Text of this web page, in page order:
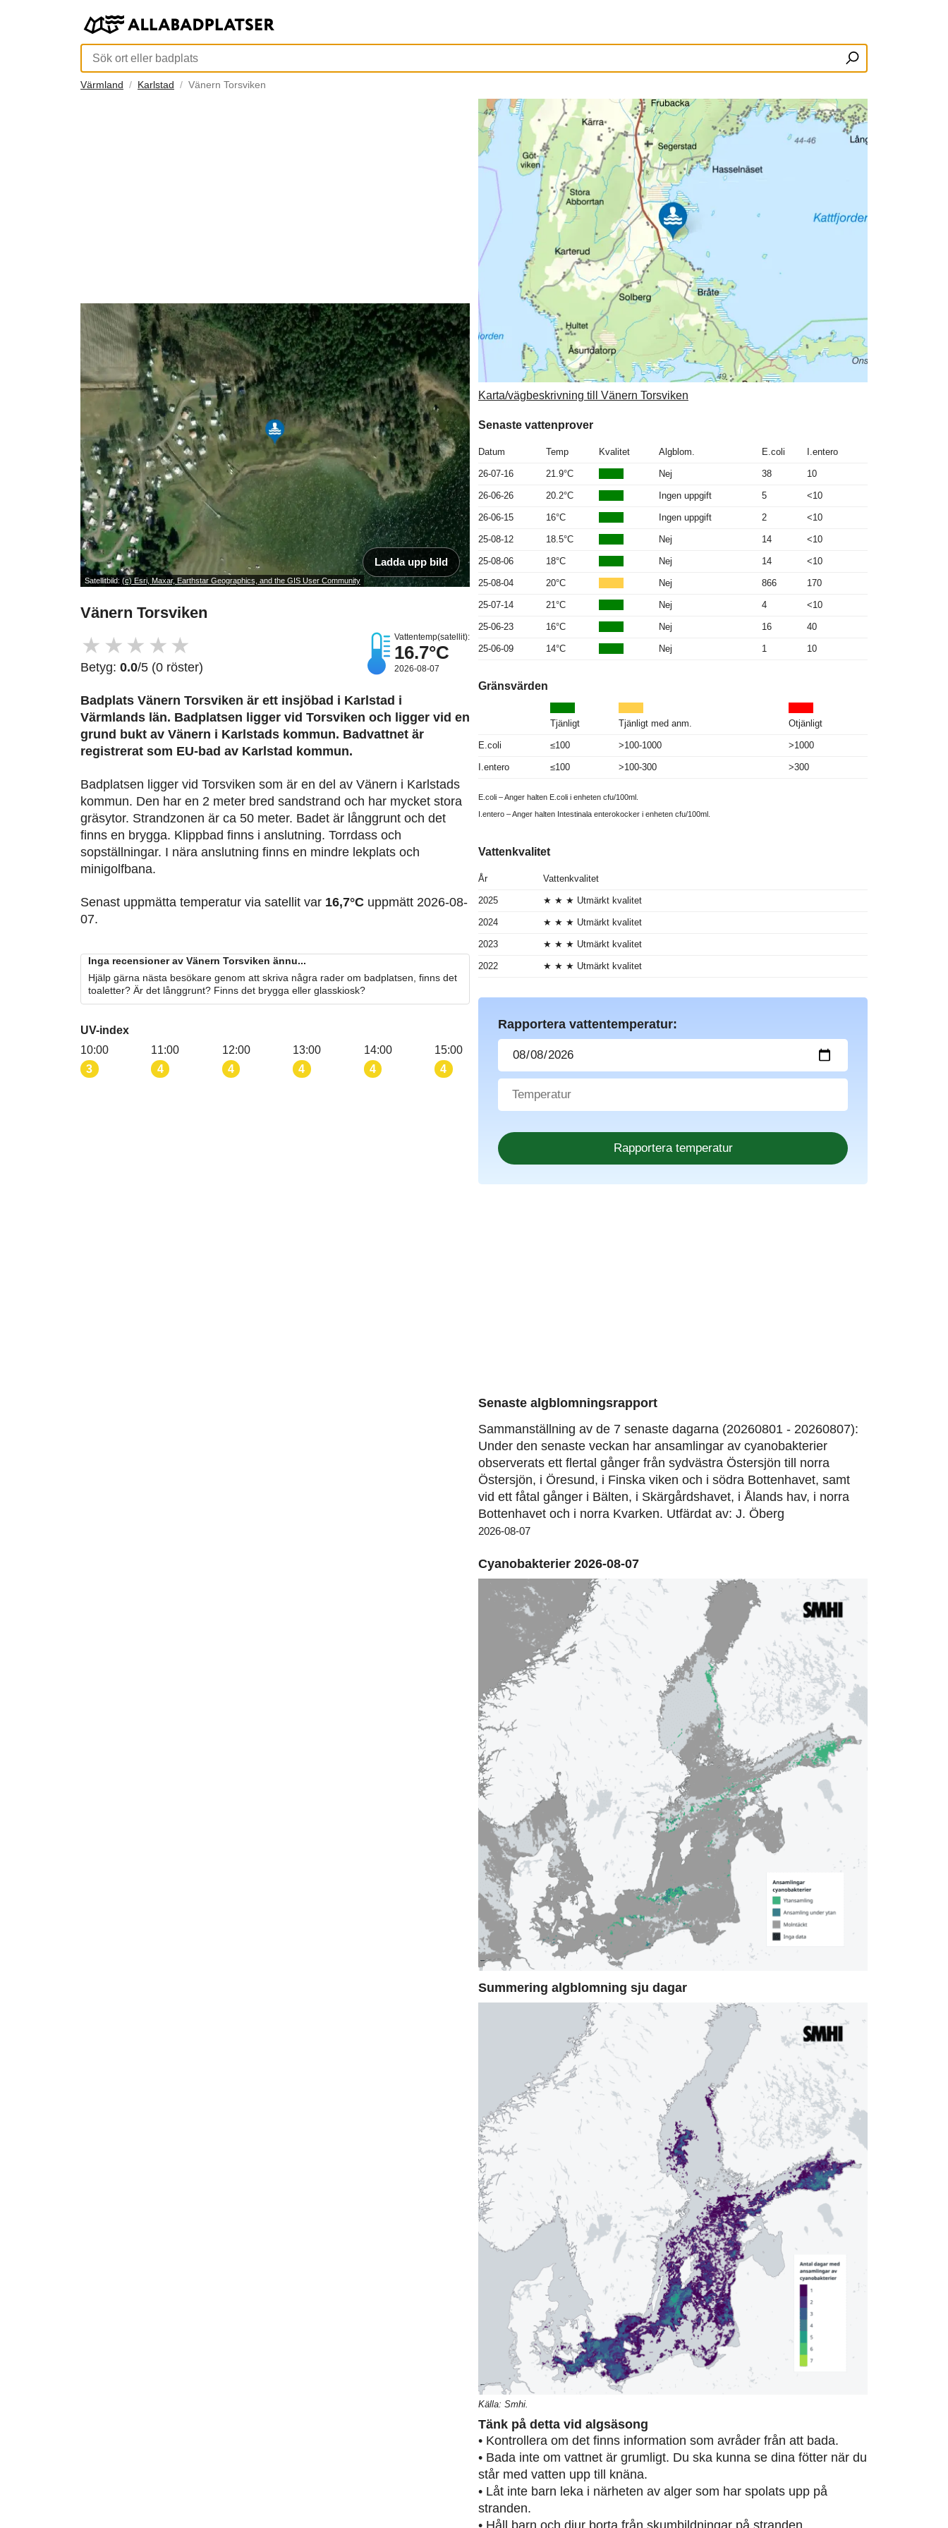
Värmland Karlstad Vänern Torsviken
Satellitbild: (c) Esri, Maxar, Earthstar Geographics, and the GIS User Community
Ladda upp bild
Vänern Torsviken
★ ★ ★ ★ ★
Betyg: 0.0/5 (0 röster)
Vattentemp(satellit):
16.7°C
2026-08-07
Badplats Vänern Torsviken är ett insjöbad i Karlstad i
Värmlands län. Badplatsen ligger vid Torsviken och ligger vid en
grund bukt av Vänern i Karlstads kommun. Badvattnet är
registrerat som EU-bad av Karlstad kommun.
Badplatsen ligger vid Torsviken som är en del av Vänern i Karlstads
kommun. Den har en 2 meter bred sandstrand och har mycket stora
gräsytor. Strandzonen är ca 50 meter. Badet är långgrunt och det
finns en brygga. Klippbad finns i anslutning. Torrdass och
sopställningar. I nära anslutning finns en mindre lekplats och
minigolfbana.
Senast uppmätta temperatur via satellit var 16,7°C uppmätt 2026-08-
07.
Inga recensioner av Vänern Torsviken ännu...
Hjälp gärna nästa besökare genom att skriva några rader om badplatsen, finns det
toaletter? Är det långgrunt? Finns det brygga eller glasskiosk?
UV-index
10:00
3
11:00
4
12:00
4
13:00
4
14:00
4
15:00
4
Karta/vägbeskrivning till Vänern Torsviken
Senaste vattenprover
Datum Temp Kvalitet Algblom. E.coli I.entero
26-07-16 21.9°C Nej 38 10
26-06-26 20.2°C Ingen uppgift 5 <10
26-06-15 16°C Ingen uppgift 2 <10
25-08-12 18.5°C Nej 14 <10
25-08-06 18°C Nej 14 <10
25-08-04 20°C Nej 866 170
25-07-14 21°C Nej 4 <10
25-06-23 16°C Nej 16 40
25-06-09 14°C Nej 1 10
Gränsvärden
Tjänligt Tjänligt med anm. Otjänligt
E.coli ≤100 >100-1000 >1000
I.entero ≤100 >100-300 >300
E.coli – Anger halten E.coli i enheten cfu/100ml.
I.entero – Anger halten Intestinala enterokocker i enheten cfu/100ml.
Vattenkvalitet
År Vattenkvalitet
2025 ★ ★ ★ Utmärkt kvalitet
2024 ★ ★ ★ Utmärkt kvalitet
2023 ★ ★ ★ Utmärkt kvalitet
2022 ★ ★ ★ Utmärkt kvalitet
Rapportera vattentemperatur:
Senaste algblomningsrapport
Sammanställning av de 7 senaste dagarna (20260801 - 20260807):
Under den senaste veckan har ansamlingar av cyanobakterier
observerats ett flertal gånger från sydvästra Östersjön till norra
Östersjön, i Öresund, i Finska viken och i södra Bottenhavet, samt
vid ett fåtal gånger i Bälten, i Skärgårdshavet, i Ålands hav, i norra
Bottenhavet och i norra Kvarken. Utfärdat av: J. Öberg
2026-08-07
Cyanobakterier 2026-08-07
Summering algblomning sju dagar
Källa: Smhi.
Tänk på detta vid algsäsong
• Kontrollera om det finns information som avråder från att bada.
• Bada inte om vattnet är grumligt. Du ska kunna se dina fötter när du
står med vatten upp till knäna.
• Låt inte barn leka i närheten av alger som har spolats upp på
stranden.